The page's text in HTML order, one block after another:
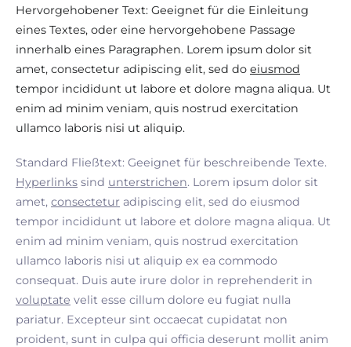
Hervorgehobener Text: Geeignet für die Einleitung
eines Textes, oder eine hervorgehobene Passage
innerhalb eines Paragraphen. Lorem ipsum dolor sit
amet, consectetur adipiscing elit, sed do eiusmod
tempor incididunt ut labore et dolore magna aliqua. Ut
enim ad minim veniam, quis nostrud exercitation
ullamco laboris nisi ut aliquip.
Standard Fließtext: Geeignet für beschreibende Texte.
Hyperlinks sind unterstrichen. Lorem ipsum dolor sit
amet, consectetur adipiscing elit, sed do eiusmod
tempor incididunt ut labore et dolore magna aliqua. Ut
enim ad minim veniam, quis nostrud exercitation
ullamco laboris nisi ut aliquip ex ea commodo
consequat. Duis aute irure dolor in reprehenderit in
voluptate velit esse cillum dolore eu fugiat nulla
pariatur. Excepteur sint occaecat cupidatat non
proident, sunt in culpa qui officia deserunt mollit anim